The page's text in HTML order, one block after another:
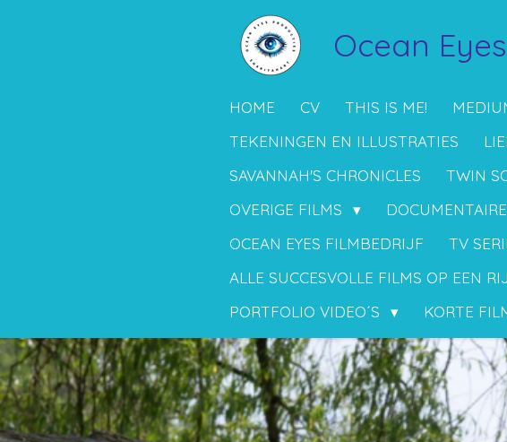
Ocean
HOME CV THIS IS ME!
TEKENINGEN EN ILLUSTRATIES
SAVANNAH'S CHRONICLES
TWIN
OVERIGE FILMS
OCEAN EYES FILMBEDRIJF
TV
ALLE SUCCESVOLLE FILMS OP EEN
PORTFOLIO VIDEO´S
KORTE